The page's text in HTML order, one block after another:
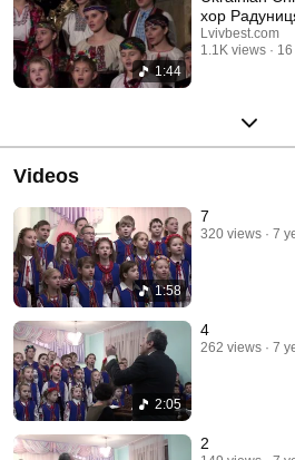
1:44
Lvivbest.com
1.1K views
Videos
1:58
7
320 views 7
2:05
4
262 views 7
2